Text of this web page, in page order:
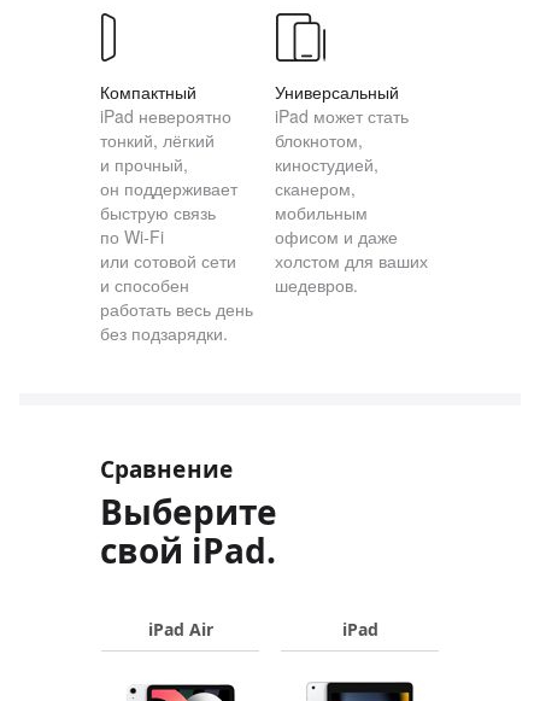
Компактный
iPad невероятно
тонкий, лёгкий
и прочный,
он поддерживает
быструю связь
по Wi‑Fi
или сотовой сети
и способен
работать весь день
без подзарядки.
Универсальный
iPad может стать
блокнотом,
киностудией,
сканером,
мобильным
офисом и даже
холстом для ваших
шедевров.
Сравнение
Выберите
свой iPad.
НазваниеiPad Air iPad
Изображения